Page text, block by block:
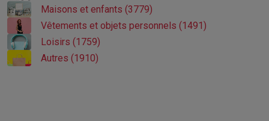
Maisons et enfants (3779)
Vêtements et objets personnels (1491)
Loisirs (1759)
Autres (1910)